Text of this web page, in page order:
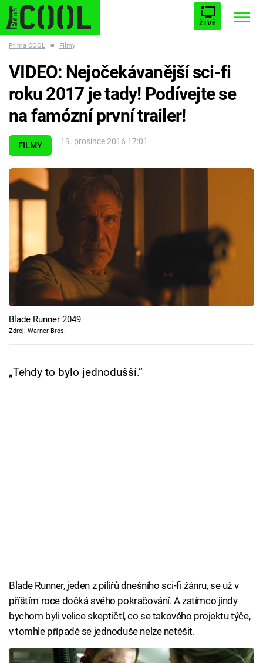
ŽIVĚ
ESCAPE PLNEJ KOTEL AVENGERS 5
Témata
Filmy
Hry
Cool Esport
Pořady
TV Program
Prima COOL ■ Filmy
FILMY 19. prosince 2016 17:01
VIDEO: Nejočekávanější sci-fi
roku 2017 je tady! Podívejte se
na famózní první trailer!
Blade Runner 2049
Zdroj: Warner Bros.
„Tehdy to bylo jednodušší.“
Blade Runner, jeden z pílířů dnešního sci-fi žánru, se už v
příštím roce dočká svého pokračování. A zatímco jindy
bychom byli velice skeptičtí, co se takového projektu týče,
v tomhle případě se jednoduše nelze netěšit.